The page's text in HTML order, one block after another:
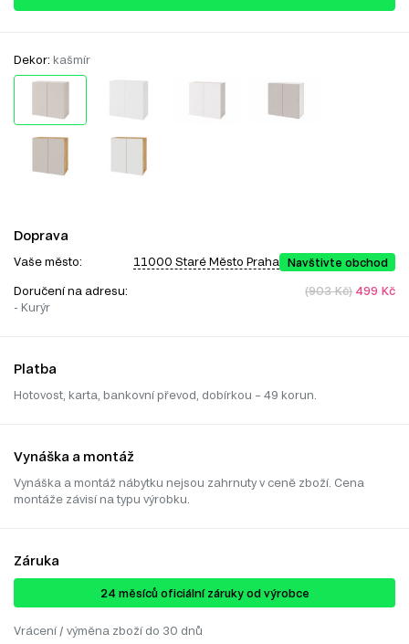
Dekor: kašmír
Doprava
Vaše město: 11000 Staré Město Praha Navštivte obchod
Doručení na adresu:
- Kurýr
(903 Kč) 499 Kč
Platba
Hotovost, karta, bankovní převod, dobírkou – 49 korun.
Vynáška a montáž
Vynáška a montáž nábytku nejsou zahrnuty v ceně zboží. Cena
montáže závisí na typu výrobku.
Záruka
24 ​​​​měsíců oficiální záruky od výrobce
Vrácení / výměna zboží do 30 dnů